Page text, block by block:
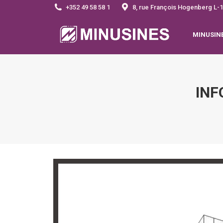
+352 49 58 58 1 8, rue François Hogenberg L-